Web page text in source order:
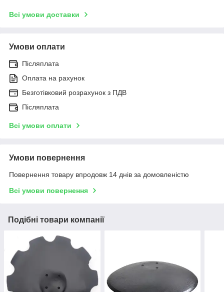
Всі умови доставки
Умови оплати
Післяплата
Оплата на рахунок
Безготівковий розрахунок з ПДВ
Післяплата
Всі умови оплати
Умови повернення
Повернення товару впродовж 14 днів за домовленістю
Всі умови повернення
Подібні товари компанії